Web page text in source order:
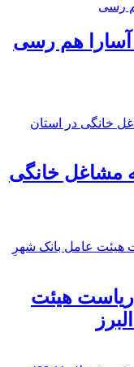
آسارا هم رسی
مشاغل خانگی
هیئت